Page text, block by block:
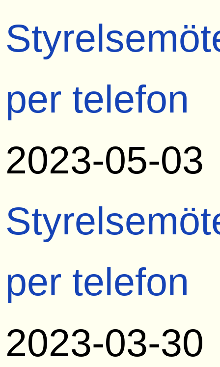
per telefon
2023-05-03
per telefon
2023-03-30